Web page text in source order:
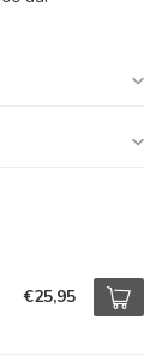
€25,95